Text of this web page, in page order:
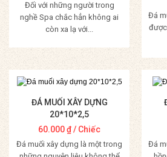
Đối với những người trong
nghề Spa chắc hẳn không ai
còn xa lạ với...
Mua Hàng
Đá
ĐÁ MUỐI XÂY DỰNG
20*10*2,5
60.000₫/ Chiếc
Đá muối xây dựng là một trong
Đá